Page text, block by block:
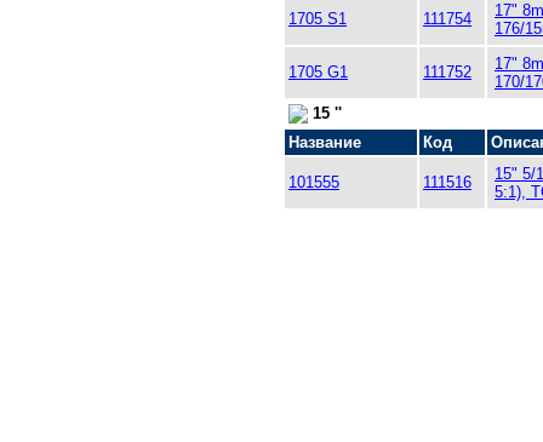
1705 S1 111754
17"
176/
1705 G1 111752
17"
170/
15 ''
Название
Код
101555 111516
15" 5/
5:1),